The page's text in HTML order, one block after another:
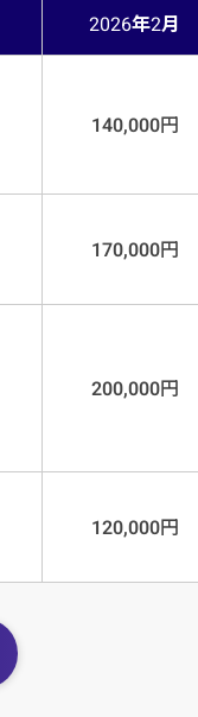
2026年2月
140,000円
170,000円
200,000円
120,000円